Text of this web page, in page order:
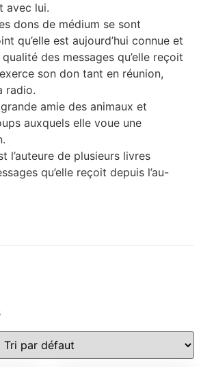
avec lui.
dons de médium se sont
qu’elle est aujourd’hui connue et
des messages qu’elle reçoit
son don tant en réunion,
radio.
amie des animaux et
auxquels elle voue une
l’auteure de plusieurs livres
qu’elle reçoit depuis l’au-